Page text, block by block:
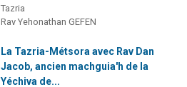
Tazria
Rav Yehonathan GEFEN
La Tazria-Métsora avec Rav Dan
Jacob, ancien machguia'h de la
Yéchiva de...